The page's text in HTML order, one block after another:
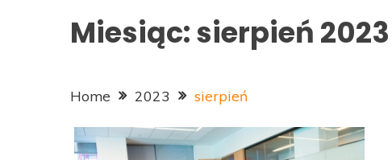
Miesiąc:sierpień 2023
Home 2023 sierpień